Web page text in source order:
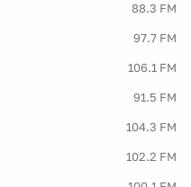
88.3 FM
97.7 FM
106.1 FM
91.5 FM
104.3 FM
102.2 FM